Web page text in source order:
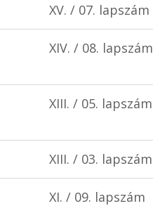
XV. / 07. lapszám
XIV. / 08. lapszám
XIII. / 05. lapszám
XIII. / 03. lapszám
XI. / 09. lapszám